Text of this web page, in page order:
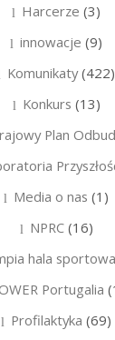
Harcerze (3)
innowacje (9)
Komunikaty(422)
Konkurs (13)
Plan
Media o nas (1)
NPRC(16)
hala sportowa
Portugalia
Profilaktyka (69)